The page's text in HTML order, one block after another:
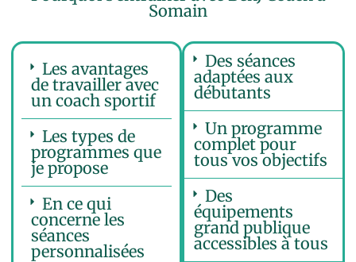
Somain
Les avantages
de travailler avec
un coach sportif
Les types de
programmes que
je propose
En ce qui
concerne les
séances
personnalisées
Des séances
adaptées aux
débutants
Un programme
complet pour
tous vos objectifs
Des
équipements
grand publique
accessibles à tous